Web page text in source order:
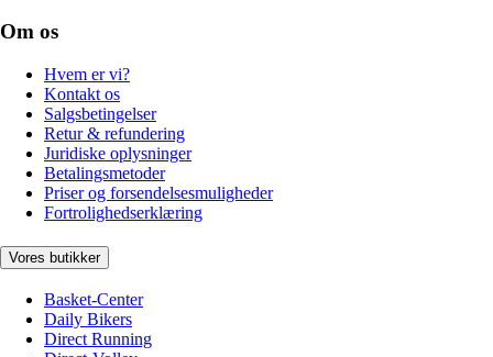
Om os
Hvem er vi?
Kontakt os
Salgsbetingelser
Retur & refundering
Juridiske oplysninger
Betalingsmetoder
Priser og forsendelsesmuligheder
Fortrolighedserklæring
Vores butikker
Basket-Center
Daily Bikers
Direct Running